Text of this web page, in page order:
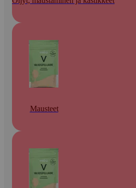
Mausteet